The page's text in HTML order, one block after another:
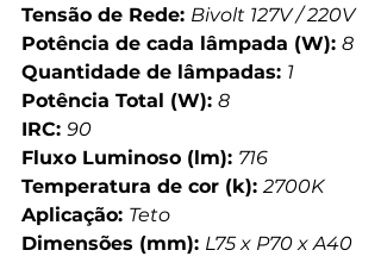
Tensão de Rede: Bivolt 127V / 220V
Potência de cada lâmpada (W): 8
Quantidade de lâmpadas: 1
Potência Total (W): 8
IRC: 90
Fluxo Luminoso (lm): 716
Temperatura de cor (k): 2700K
Aplicação: Teto
Dimensões (mm): L75 x P70 x A40